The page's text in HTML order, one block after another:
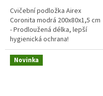
Cvičební podložka Airex
Coronita modrá 200x80x1,5 cm
- Prodloužená délka, lepší
hygienická ochrana!
Novinka